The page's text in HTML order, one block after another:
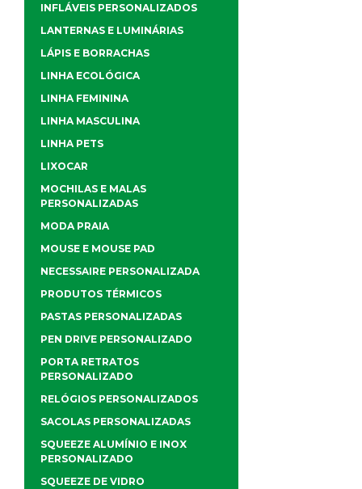
INFLÁVEIS PERSONALIZADOS
LANTERNAS E LUMINÁRIAS
LÁPIS E BORRACHAS
LINHA ECOLÓGICA
LINHA FEMININA
LINHA MASCULINA
LINHA PETS
LIXOCAR
MOCHILAS E MALAS
PERSONALIZADAS
MODA PRAIA
MOUSE E MOUSE PAD
NECESSAIRE PERSONALIZADA
PRODUTOS TÉRMICOS
PASTAS PERSONALIZADAS
PEN DRIVE PERSONALIZADO
PORTA RETRATOS
PERSONALIZADO
RELÓGIOS PERSONALIZADOS
SACOLAS PERSONALIZADAS
SQUEEZE ALUMÍNIO E INOX
PERSONALIZADO
SQUEEZE DE VIDRO